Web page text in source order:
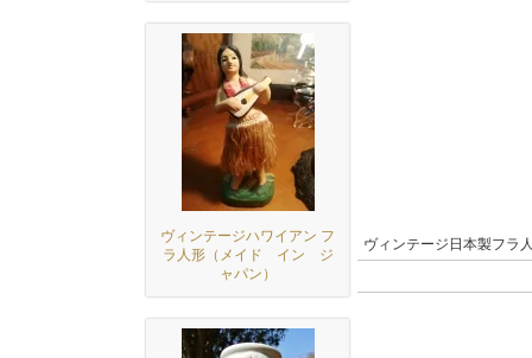
ヴィンテージハワイアン フ
ラ人形（メイド イン ジ
ャパン）
ヴィンテージ日本製フラ